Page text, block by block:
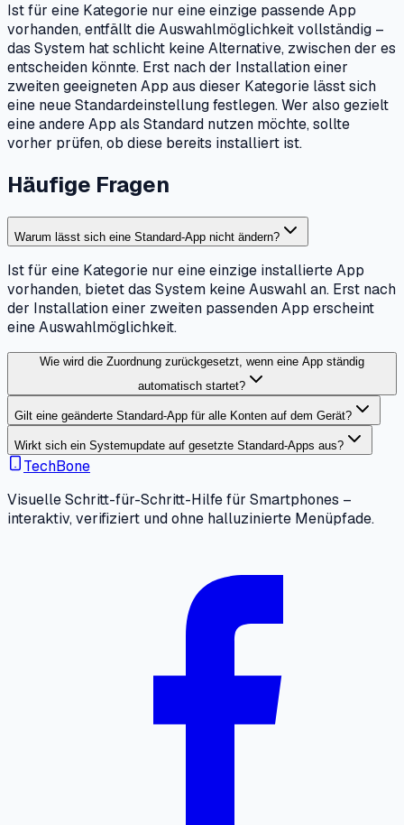
Ist für eine Kategorie nur eine einzige passende App
vorhanden, entfällt die Auswahlmöglichkeit vollständig –
das System hat schlicht keine Alternative, zwischen der es
entscheiden könnte. Erst nach der Installation einer
zweiten geeigneten App aus dieser Kategorie lässt sich
eine neue Standardeinstellung festlegen. Wer also gezielt
eine andere App als Standard nutzen möchte, sollte
vorher prüfen, ob diese bereits installiert ist.
Häufige Fragen
Warum lässt sich eine Standard-App nicht ändern?
Ist für eine Kategorie nur eine einzige installierte App
vorhanden, bietet das System keine Auswahl an. Erst nach
der Installation einer zweiten passenden App erscheint
eine Auswahlmöglichkeit.
Wie wird die Zuordnung zurückgesetzt, wenn eine App ständig
automatisch startet?
Gilt eine geänderte Standard-App für alle Konten auf dem Gerät?
Wirkt sich ein Systemupdate auf gesetzte Standard-Apps aus?
TechBone
Visuelle Schritt-für-Schritt-Hilfe für Smartphones –
interaktiv, verifiziert und ohne halluzinierte Menüpfade.